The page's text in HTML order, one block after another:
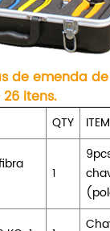
de emenda
itens.
QTY ITEM
1